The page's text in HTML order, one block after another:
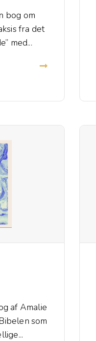
bog om
fra det
med...
af Amalie
som